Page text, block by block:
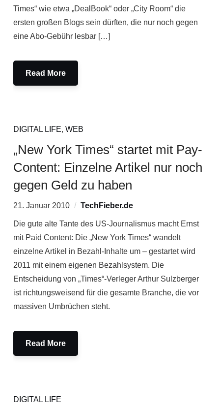
Times“ wie etwa „DealBook“ oder „City Room“ die
ersten großen Blogs sein dürften, die nur noch gegen
eine Abo-Gebühr lesbar […]
Read More
DIGITAL LIFE, WEB
„New York Times“ startet mit Pay-
Content: Einzelne Artikel nur noch
gegen Geld zu haben
21. Januar 2010 TechFieber.de
Die gute alte Tante des US-Journalismus macht Ernst
mit Paid Content: Die „New York Times“ wandelt
einzelne Artikel in Bezahl-Inhalte um – gestartet wird
2011 mit einem eigenen Bezahlsystem. Die
Entscheidung von „Times“-Verleger Arthur Sulzberger
ist richtungsweisend für die gesamte Branche, die vor
massiven Umbrüchen steht.
Read More
DIGITAL LIFE